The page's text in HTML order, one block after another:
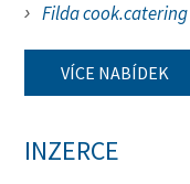
Filda cook.catering
VÍCE NABÍDEK
INZERCE